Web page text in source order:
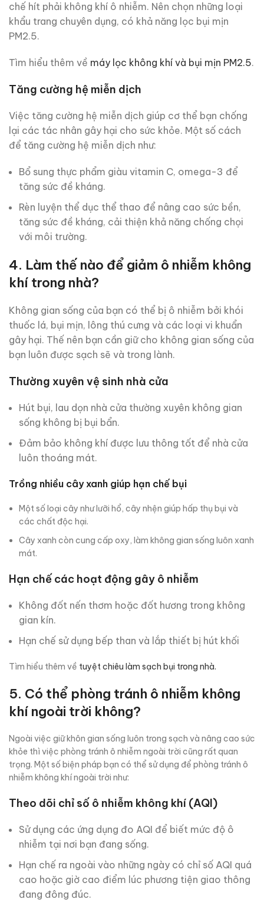
chế hít phải không khí ô nhiễm. Nên chọn những loại
khẩu trang chuyên dụng, có khả năng lọc bụi mịn
PM2.5.
Tìm hiểu thêm về máy lọc không khí và bụi mịn PM2.5.
Tăng cường hệ miễn dịch
Việc tăng cường hệ miễn dịch giúp cơ thể bạn chống
lại các tác nhân gây hại cho sức khỏe. Một số cách
để tăng cường hệ miễn dịch như:
Bổ sung thực phẩm giàu vitamin C, omega-3 để
tăng sức đề kháng.
Rèn luyện thể dục thể thao để nâng cao sức bền,
tăng sức đề kháng, cải thiện khả năng chống chọi
với môi trường.
4. Làm thế nào để giảm ô nhiễm không
khí trong nhà?
Không gian sống của bạn có thể bị ô nhiễm bởi khói
thuốc lá, bụi mịn, lông thú cưng và các loại vi khuẩn
gây hại. Thế nên bạn cần giữ cho không gian sống của
bạn luôn được sạch sẽ và trong lành.
Thường xuyên vệ sinh nhà cửa
Hút bụi, lau dọn nhà cửa thường xuyên không gian
sống không bị bụi bẩn.
Đảm bảo không khí được lưu thông tốt để nhà cửa
luôn thoáng mát.
Trồng nhiều cây xanh giúp hạn chế bụi
Một số loại cây như lưỡi hổ, cây nhện giúp hấp thụ bụi và
các chất độc hại.
Cây xanh còn cung cấp oxy, làm không gian sống luôn xanh
mát.
Hạn chế các hoạt động gây ô nhiễm
Không đốt nến thơm hoặc đốt hương trong không
gian kín.
Hạn chế sử dụng bếp than và lắp thiết bị hút khối
Tìm hiểu thêm về tuyệt chiêu làm sạch bụi trong nhà.
5. Có thể phòng tránh ô nhiễm không
khí ngoài trời không?
Ngoài việc giữ khôn gian sống luôn trong sạch và nâng cao sức
khỏe thì việc phòng tránh ô nhiễm ngoài trời cũng rất quan
trọng. Một số biện pháp bạn có thể sử dụng để phòng tránh ô
nhiễm không khí ngoài trời như:
Theo dõi chỉ số ô nhiễm không khí (AQI)
Sử dụng các ứng dụng đo AQI để biết mức độ ô
nhiễm tại nơi bạn đang sống.
Hạn chế ra ngoài vào những ngày có chỉ số AQI quá
cao hoặc giờ cao điểm lúc phương tiện giao thông
đang đông đúc.